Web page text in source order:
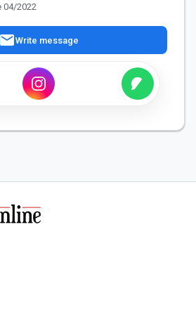
04/2022
mailWrite message